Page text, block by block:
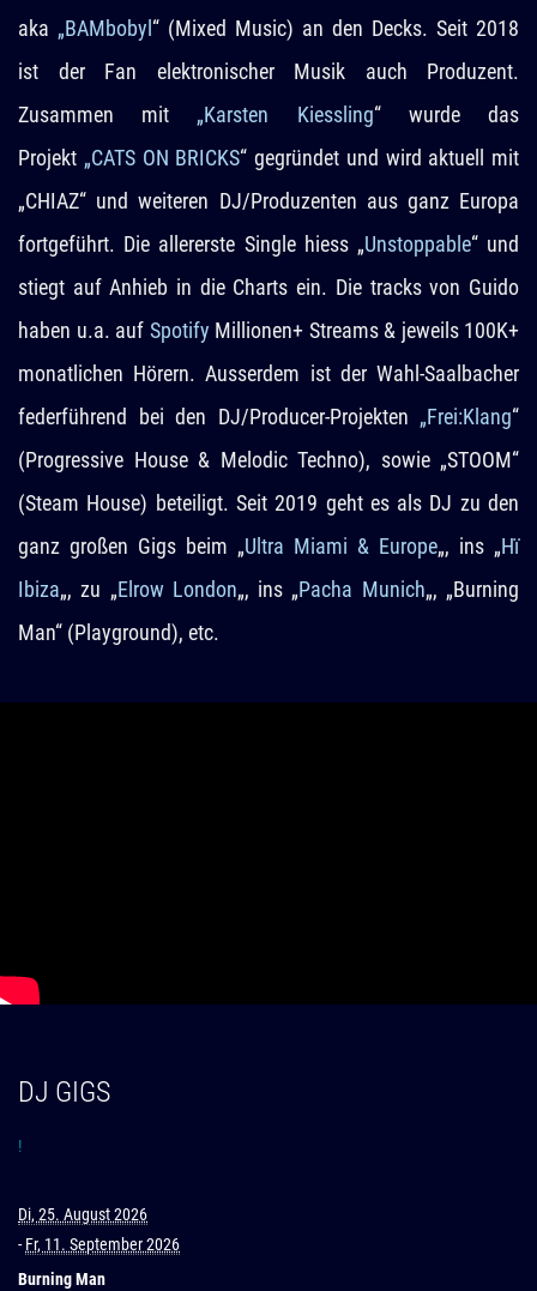
aka „BAMbobyl “ (Mixed Music) an den Decks. Seit 2018
ist der Fan elektronischer Musik auch Produzent.
Zusammen mit „Karsten Kiessling“ wurde das
Projekt „CATS ON BRICKS“ gegründet und wird aktuell mit
„CHIAZ“ und weiteren DJ/Produzenten aus ganz Europa
fortgeführt. Die allererste Single hiess „Unstoppable“ und
stiegt auf Anhieb in die Charts ein. Die tracks von Guido
haben u.a. auf Spotify Millionen+ Streams & jeweils 100K+
monatlichen Hörern. Ausserdem ist der Wahl-Saalbacher
federführend bei den DJ/Producer-Projekten „Frei:Klang“
(Progressive House & Melodic Techno), sowie „STOOM“
(Steam House) beteiligt. Seit 2019 geht es als DJ zu den
ganz großen Gigs beim „Ultra Miami & Europe„, ins „Hï
Ibiza„, zu „Elrow London„, ins „Pacha Munich„, „Burning
Man“ (Playground), etc.
DJ GIGS
!
Di, 25. August 2026
-Fr, 11. September 2026
Burning Man